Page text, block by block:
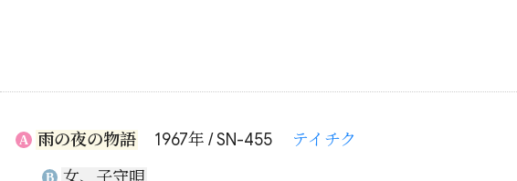
A 雨の夜の物語 1967年 / SN-455 テイチク
B